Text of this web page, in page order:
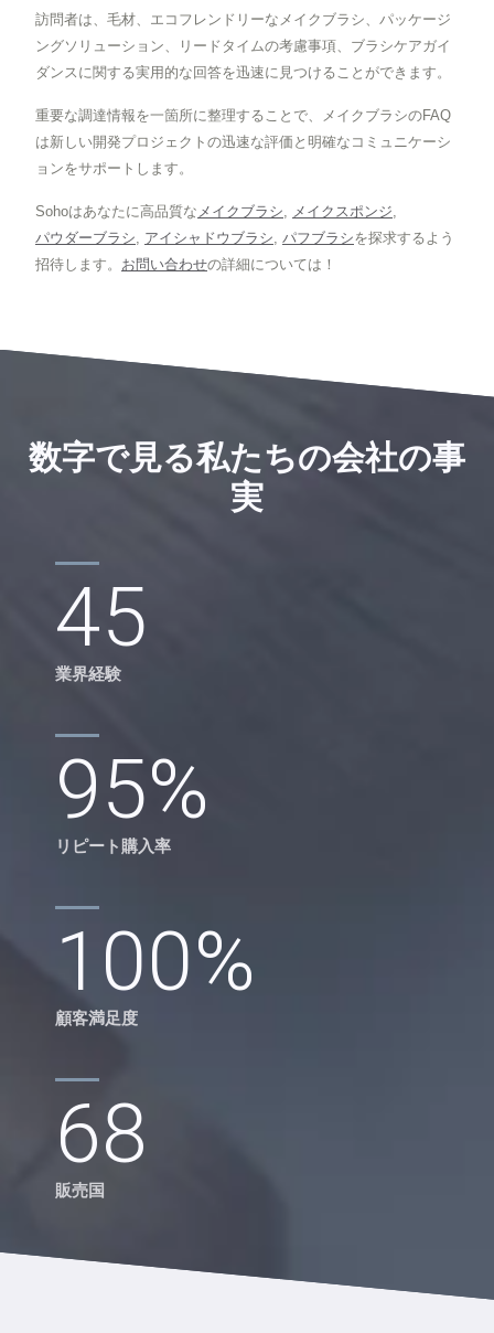
訪問者は、毛材、エコフレンドリーなメイクブラシ、パッケージ
ングソリューション、リードタイムの考慮事項、ブラシケアガイ
ダンスに関する実用的な回答を迅速に見つけることができます。
重要な調達情報を一箇所に整理することで、メイクブラシのFAQ
は新しい開発プロジェクトの迅速な評価と明確なコミュニケーシ
ョンをサポートします。
Sohoはあなたに高品質な メイクブラシ メイクスポンジ
パウダーブラシ
アイシャドウブラシ パフブラシを探求するよう
招待します。 お問い合わせの詳細については！
数字で見る私たちの会社の事
実
45
業界経験
95%
リピート購入率
100%
顧客満足度
68
販売国